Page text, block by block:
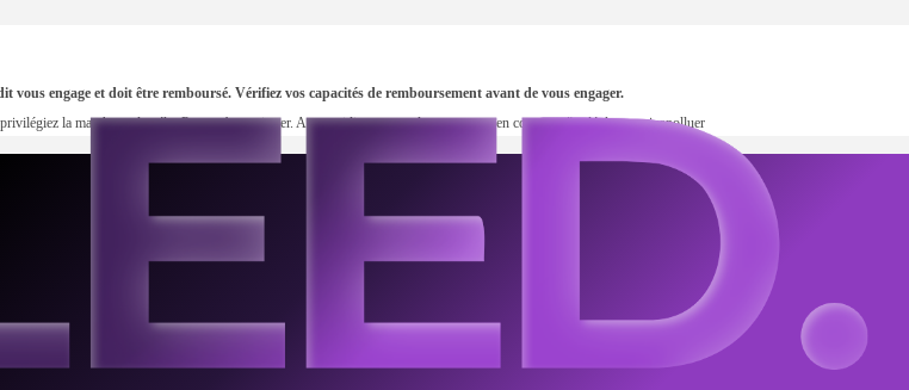
vous engage et doit être remboursé. Vérifiez vos capacités de remboursement avant de vous engager.
la marche ou le vélo. Pensez à covoiturer. Au quotidien, prenez les transports en commun #sedéplacermoinspolluer